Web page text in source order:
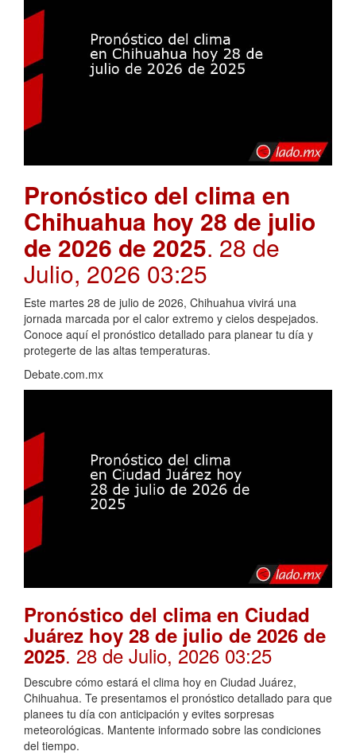
Pronóstico del clima en
Chihuahua hoy 28 de julio
de 2026 de 2025. 28 de
Julio, 2026 03:25
Este martes 28 de julio de 2026, Chihuahua vivirá una
jornada marcada por el calor extremo y cielos despejados.
Conoce aquí el pronóstico detallado para planear tu día y
protegerte de las altas temperaturas.
Debate.com.mx
Pronóstico del clima en Ciudad
Juárez hoy 28 de julio de 2026 de
2025. 28 de Julio, 2026 03:25
Descubre cómo estará el clima hoy en Ciudad Juárez,
Chihuahua. Te presentamos el pronóstico detallado para que
planees tu día con anticipación y evites sorpresas
meteorológicas. Mantente informado sobre las condiciones
del tiempo.